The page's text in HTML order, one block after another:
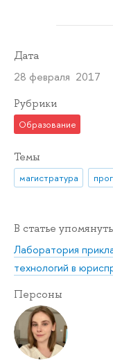
Дата
28 февраля 2017
Рубрики
Образование
Темы
магистратура
В статье
Лаборатория
технологий в
Персоны